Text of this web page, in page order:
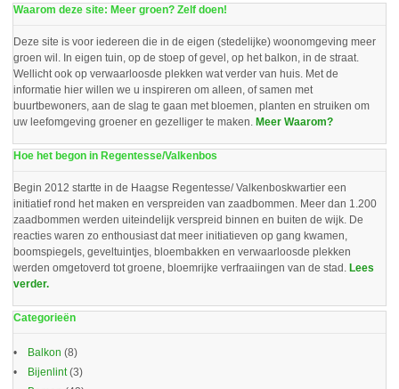
Waarom deze site: Meer groen? Zelf doen!
Deze site is voor iedereen die in de eigen (stedelijke) woonomgeving meer
groen wil. In eigen tuin, op de stoep of gevel, op het balkon, in de straat.
Wellicht ook op verwaarloosde plekken wat verder van huis. Met de
informatie hier willen we u inspireren om alleen, of samen met
buurtbewoners, aan de slag te gaan met bloemen, planten en struiken om
uw leefomgeving groener en gezelliger te maken. Meer Waarom?
Hoe het begon in Regentesse/Valkenbos
Begin 2012 startte in de Haagse Regentesse/ Valkenboskwartier een
initiatief rond het maken en verspreiden van zaadbommen. Meer dan 1.200
zaadbommen werden uiteindelijk verspreid binnen en buiten de wijk. De
reacties waren zo enthousiast dat meer initiatieven op gang kwamen,
boomspiegels, geveltuintjes, bloembakken en verwaarloosde plekken
werden omgetoverd tot groene, bloemrijke verfraaiingen van de stad. Lees
verder.
Categorieën
Balkon (8)
Bijenlint(3)